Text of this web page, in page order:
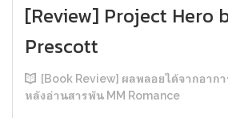
[Review] Project Hero
Prescott
[Book Review] ผลพลอยได้จากอาก
หลังอ่านสารพัน MM Romance